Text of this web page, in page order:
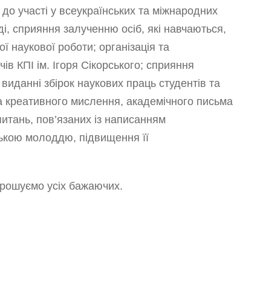
участі у всеукраїнських та міжнародних
сприяння залученню осіб, які навчаються,
наукової роботи; організація та
КПІ ім. Ігоря Сікорського; сприяння
збірок наукових праць студентів та
креативного мислення, академічного письма
пов’язаних із написанням
молоддю, підвищення її
усіх бажаючих.